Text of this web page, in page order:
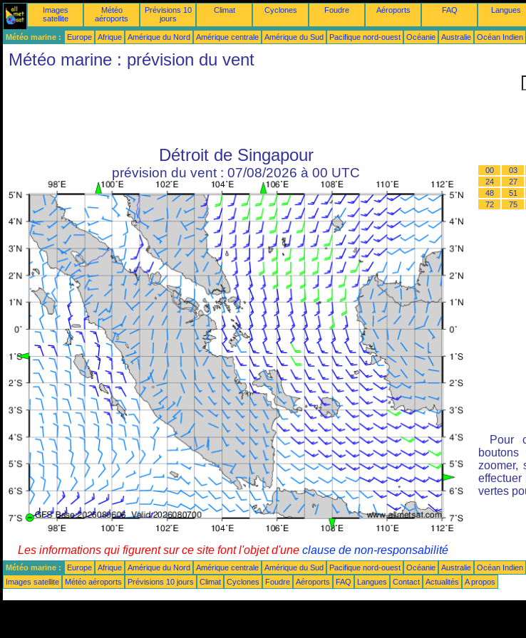
Images
satellite
Météo
aéroports
Prévisions 10
jours
Climat Cyclones Foudre Aéroports FAQ Langues
Météo marine : Europe Afrique Amérique du Nord Amérique centrale Amérique du Sud Pacifique nord-ouest Océanie Australie Océan Indien
Météo marine : prévision du vent
Détroit de Singapour
prévision du vent : 07/08/2026 à 00 UTC 00 03
24
27
48
51
72
75
Pour
zoomer,
vertes
Les informations qui figurent sur ce site font l'objet d'une clause de non-responsabilité
Météo marine : Europe Afrique Amérique du Nord Amérique centrale Amérique du Sud Pacifique nord-ouest Océanie Australie Océan Indien
Images satellite
Météo aéroports Prévisions 10 jours Climat Cyclones Foudre Aéroports FAQ Langues Contact Actualités A propos